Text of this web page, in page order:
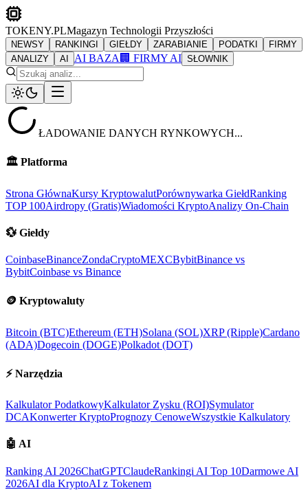
TOKENY.PLMagazyn Technologii Przyszłości
NEWSY RANKINGI GIEŁDY ZARABIANIE PODATKI
FIRMY
ANALIZY
AI AI BAZA 🏢 FIRMY AI SŁOWNIK
ŁADOWANIE DANYCH RYNKOWYCH...
🏛️ Platforma
Strona GłównaKursy KryptowalutPorównywarka GiełdRanking
TOP 100Airdropy (Gratis)Wiadomości KryptoAnalizy On-Chain
💱 Giełdy
CoinbaseBinanceZondaCryptoMEXCBybitBinance vs
BybitCoinbase vs Binance
🪙 Kryptowaluty
Bitcoin (BTC)Ethereum (ETH)Solana (SOL)XRP (Ripple)Cardano
(ADA)Dogecoin (DOGE)Polkadot (DOT)
⚡ Narzędzia
Kalkulator PodatkowyKalkulator Zysku (ROI)Symulator
DCAKonwerter KryptoPrognozy CenoweWszystkie Kalkulatory
🤖 AI
Ranking AI 2026ChatGPTClaudeRankingi AI Top 10Darmowe AI
2026AI dla KryptoAI z Tokenem